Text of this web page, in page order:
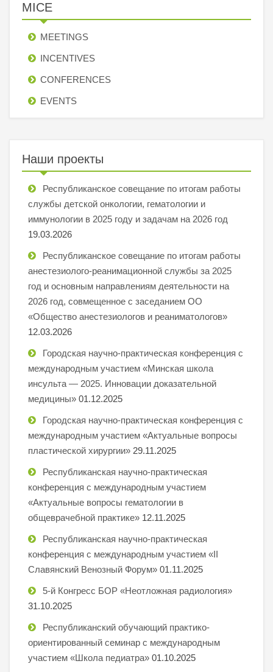
MICE
MEETINGS
INCENTIVES
СONFERENCES
EVENTS
Наши проекты
Республиканское совещание по итогам работы
службы детской онкологии, гематологии и
иммунологии в 2025 году и задачам на 2026 год
19.03.2026
Республиканское совещание по итогам работы
анестезиолого-реанимационной службы за 2025
год и основным направлениям деятельности на
2026 год, совмещенное с заседанием ОО
«Общество анестезиологов и реаниматологов»
12.03.2026
Городская научно-практическая конференция с
международным участием «Минская школа
инсульта — 2025. Инновации доказательной
медицины» 01.12.2025
Городская научно-практическая конференция с
международным участием «Актуальные вопросы
пластической хирургии» 29.11.2025
Республиканская научно-практическая
конференция с международным участием
«Актуальные вопросы гематологии в
общеврачебной практике» 12.11.2025
Республиканская научно-практическая
конференция с международным участием «II
Славянский Венозный Форум» 01.11.2025
5-й Конгресс БОР «Неотложная радиология»
31.10.2025
Республиканский обучающий практико-
ориентированный семинар с международным
участием «Школа педиатра» 01.10.2025